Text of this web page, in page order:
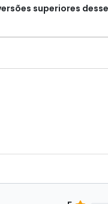
superiores